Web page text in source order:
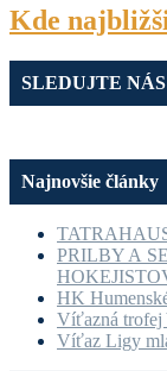
Kde
SLEDUJTE
Najnovšie články
PRILBY A
HK
Víťazná trofej
Víťaz Ligy